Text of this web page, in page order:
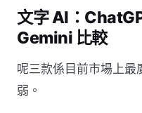
文字 AI：
Gemini 比較
呢三款係目前市場上最
弱。